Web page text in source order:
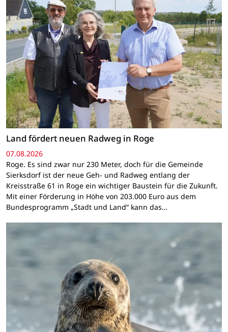
Land fördert neuen Radweg in Roge
07.08.2026
Roge. Es sind zwar nur 230 Meter, doch für die Gemeinde
Sierksdorf ist der neue Geh- und Radweg entlang der
Kreisstraße 61 in Roge ein wichtiger Baustein für die Zukunft.
Mit einer Förderung in Höhe von 203.000 Euro aus dem
Bundesprogramm „Stadt und Land“ kann das…